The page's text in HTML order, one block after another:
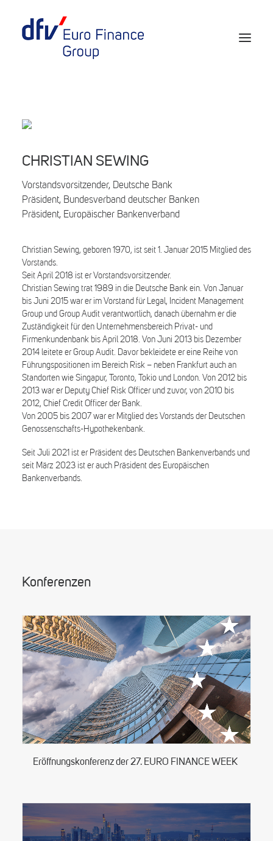
Partner werden
Media
European Banker of the Year
Über uns
Search
CHRISTIAN SEWING
Vorstandsvorsitzender, Deutsche Bank
Präsident, Bundesverband deutscher Banken
Präsident, Europäischer Bankenverband
Christian Sewing, geboren 1970, ist seit 1. Januar 2015 Mitglied des
Vorstands.
Seit April 2018 ist er Vorstandsvorsitzender.
Christian Sewing trat 1989 in die Deutsche Bank ein. Von Januar
bis Juni 2015 war er im Vorstand für Legal, Incident Management
Group und Group Audit verantwortlich, danach übernahm er die
Zuständigkeit für den Unternehmensbereich Privat- und
Firmenkundenbank bis April 2018. Von Juni 2013 bis Dezember
2014 leitete er Group Audit. Davor bekleidete er eine Reihe von
Führungspositionen im Bereich Risk – neben Frankfurt auch an
Standorten wie Singapur, Toronto, Tokio und London. Von 2012 bis
2013 war er Deputy Chief Risk Officer und zuvor, von 2010 bis
2012, Chief Credit Officer der Bank.
Von 2005 bis 2007 war er Mitglied des Vorstands der Deutschen
Genossenschafts-Hypothekenbank.
Seit Juli 2021 ist er Präsident des Deutschen Bankenverbands und
seit März 2023 ist er auch Präsident des Europäischen
Bankenverbands.
Konferenzen
Eröffnungskonferenz der 27. EURO FINANCE WEEK